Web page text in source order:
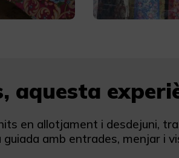
aquesta
en allotjament i desdejuni,
guiada amb entrades, menjar i